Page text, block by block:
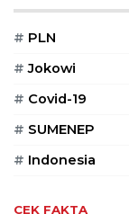
# PLN
# Jokowi
# Covid-19
# SUMENEP
# Indonesia
CEK FAKTA